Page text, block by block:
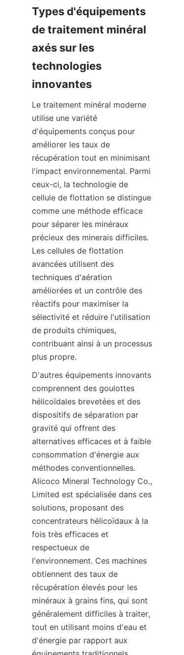
Types d'équipements
de traitement minéral
axés sur les
technologies
Le traitement minéral moderne
utilise une variété
d'équipements conçus pour
améliorer les taux de
récupération tout en minimisant
l'impact environnemental. Parmi
ceux-ci, la technologie de
cellule de flottation se distingue
comme une méthode efficace
pour séparer les minéraux
précieux des minerais difficiles.
Les cellules de flottation
avancées utilisent des
techniques d'aération
améliorées et un contrôle des
réactifs pour maximiser la
sélectivité et réduire l'utilisation
de produits chimiques,
contribuant ainsi à un processus
D'autres équipements innovants
comprennent des goulottes
hélicoïdales brevetées et des
dispositifs de séparation par
gravité qui offrent des
alternatives efficaces et à faible
consommation d'énergie aux
méthodes conventionnelles.
Alicoco Mineral Technology Co.,
Limited est spécialisée dans ces
solutions, proposant des
concentrateurs hélicoïdaux à la
fois très efficaces et
respectueux de
l'environnement. Ces machines
obtiennent des taux de
récupération élevés pour les
minéraux à grains fins, qui sont
généralement difficiles à traiter,
tout en utilisant moins d'eau et
d'énergie par rapport aux